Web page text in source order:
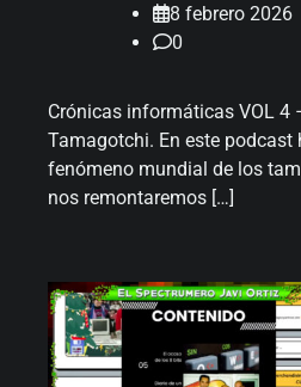
8 febrero 2026
0
Crónicas informáticas VOL 4
Tamagotchi. En este podcast
fenómeno mundial de los
nos remontaremos […]